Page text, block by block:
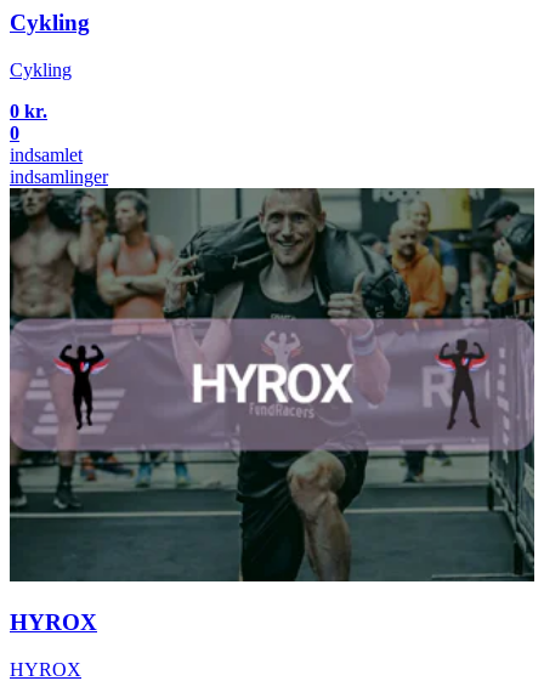
Cykling
Cykling
0 kr.
0
indsamlet
indsamlinger
HYROX
HYROX